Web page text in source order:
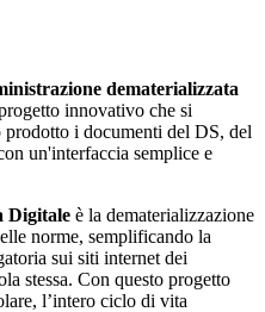
dematerializzata
innovativo che si
i documenti del DS, del
un'interfaccia semplice e
Digitale è la dematerializzazione
norme, semplificando la
sui siti internet dei
stessa. Con questo progetto
l’intero ciclo di vita